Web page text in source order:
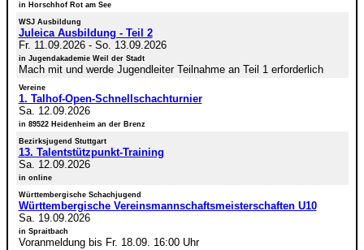
in Horschhof Rot am See
WSJ Ausbildung
Juleica Ausbildung - Teil 2
Fr. 11.09.2026- So. 13.09.2026
in Jugendakademie Weil der Stadt
Mach mit und werde Jugendleiter Teilnahme an Teil 1 erforderlich
Vereine
1. Talhof-Open-Schnellschachturnier
Sa. 12.09.2026
in 89522 Heidenheim an der Brenz
Bezirksjugend Stuttgart
13. Talentstützpunkt-Training
Sa. 12.09.2026
in online
Württembergische Schachjugend
Württembergische Vereinsmannschaftsmeisterschaften U10
Sa. 19.09.2026
in Spraitbach
Voranmeldung bis Fr. 18.09. 16:00 Uhr